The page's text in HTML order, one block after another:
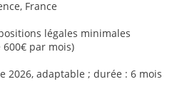
France
légales minimales
par mois)
2026, adaptable ; durée : 6 mois